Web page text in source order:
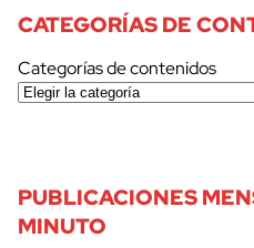
CATEGORÍAS DE
Categorías de contenidos
PUBLICACIONES
MINUTO